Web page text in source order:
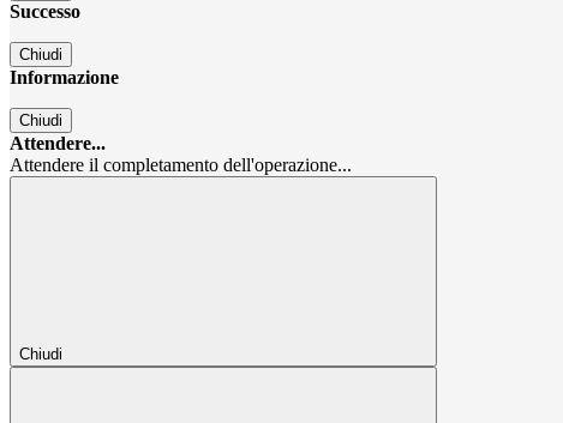
Successo
Chiudi
Informazione
Chiudi
Attendere...
Attendere il completamento dell'operazione...
Chiudi